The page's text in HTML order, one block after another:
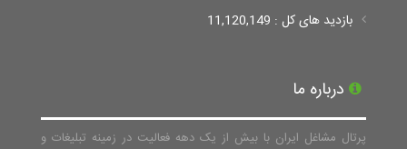
بازدید های کل : 11,120,149
درباره ما
پرتال مشاغل ایران با بیش از یک دهه فعالیت در زمینه تبلیغات و